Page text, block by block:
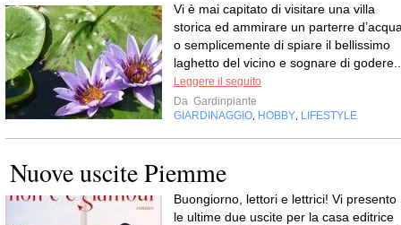
Vi è mai capitato di visitare una villa
storica ed ammirare un parterre
o semplicemente di spiare il bellissimo
laghetto del vicino e sognare di
Leggere il seguito
Da Gardinpiante
GIARDINAGGIO HOBBY LIFESTYLE
Nuove uscite Piemme
Buongiorno, lettori e lettrici! Vi presento
le ultime due uscite per la casa editrice